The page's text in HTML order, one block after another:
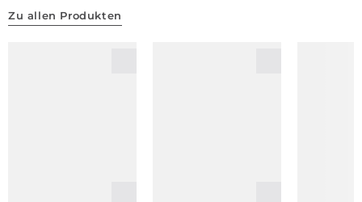
Zu allen Produkten